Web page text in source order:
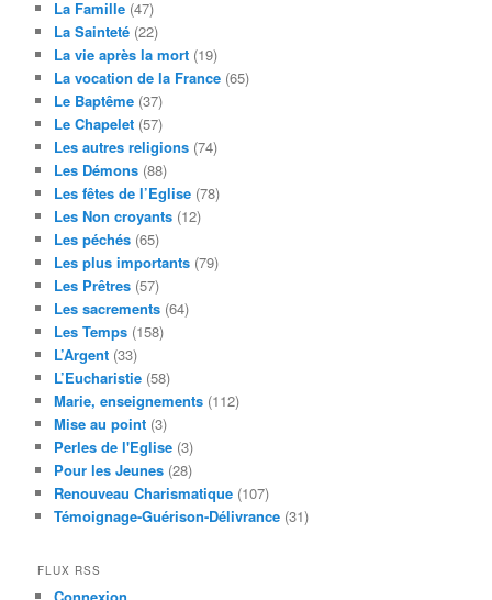
La Famille (47)
La Sainteté (22)
La vie après la mort (19)
La vocation de la France (65)
Le Baptême (37)
Le Chapelet (57)
Les autres religions (74)
Les Démons (88)
Les fêtes de l’Eglise (78)
Les Non croyants (12)
Les péchés (65)
Les plus importants (79)
Les Prêtres (57)
Les sacrements (64)
Les Temps (158)
L’Argent (33)
L’Eucharistie (58)
Marie, enseignements (112)
Mise au point (3)
Perles de l'Eglise (3)
Pour les Jeunes (28)
Renouveau Charismatique (107)
Témoignage-Guérison-Délivrance (31)
FLUX RSS